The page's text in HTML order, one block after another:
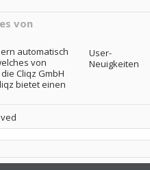
von
automatisch
von
Cliqz GmbH
bietet einen
User-
Neuigkeiten